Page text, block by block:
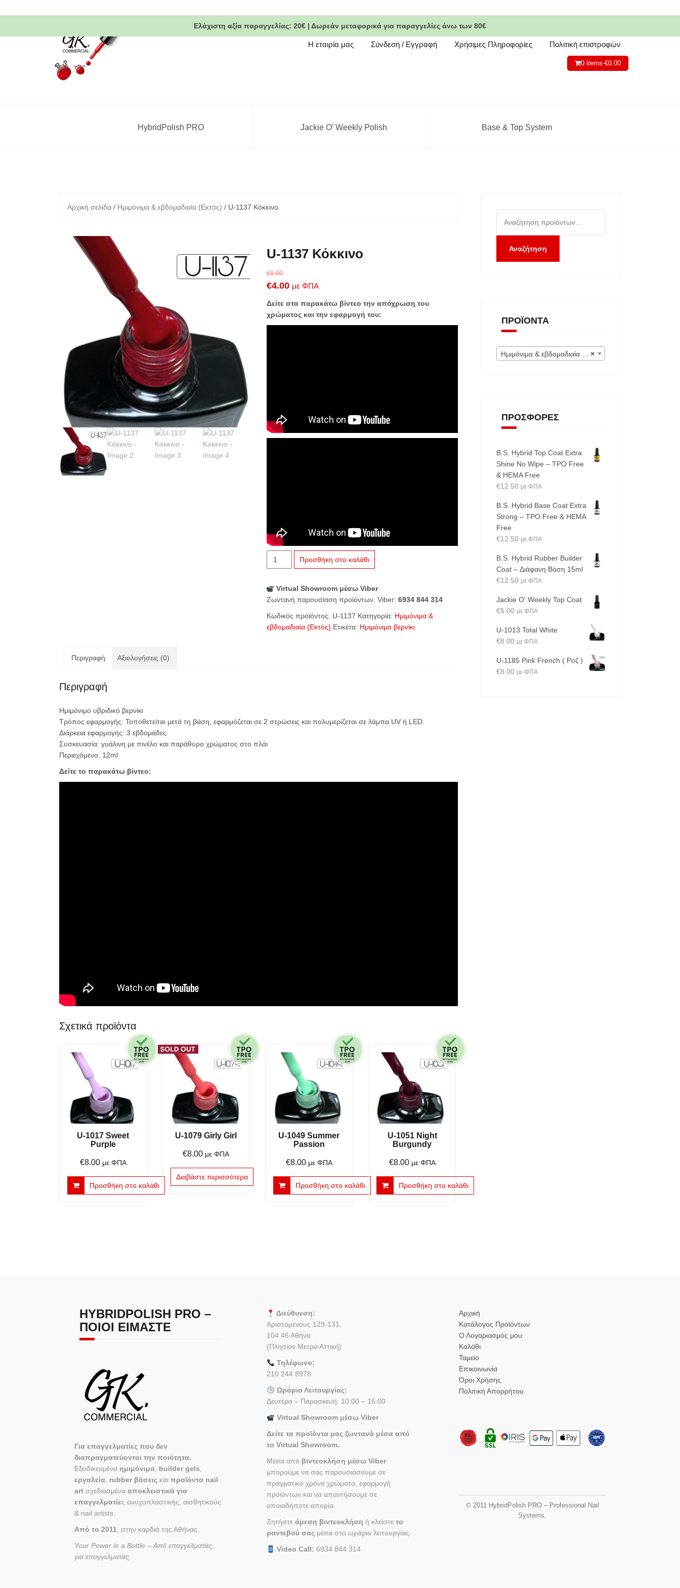
to
Ελάχιστη αξία παραγγελίας: 20€ | Δωρεάν μεταφορικά για παραγγελίες άνω των 80€
Η εταιρία μας Σύνδεση / Εγγραφή Χρήσιμες Πληροφορίες Πολιτική επιστροφών
0 items-€0.00
HybridPolish PRO Jackie O’ Weekly Polish Base & Top System
Αρχική σελίδα / Ημιμόνιμα & εβδομαδιαία (Εκτός) / U-1137 Κόκκινο
U-1137 Κόκκινο
€8.00
Original
price
was:
€8.00.
€4.00Η
τρέχουσα
τιμή
είναι:
με ΦΠΑ
Δείτε στα παρακάτω βίντεο την απόχρωση του
χρώματος και την εφαρμογή του:
1137
ποσότητα
Προσθήκη στο καλάθι
Virtual Showroom μέσω Viber
Ζωντανή παρουσίαση προϊόντων. Viber: 6934 844 314
Κωδικός προϊόντος: U-1137 Κατηγορία: Ημιμόνιμα &
εβδομαδιαία (Εκτός) Ετικέτα: Ημιμόνιμο βερνίκι
Περιγραφή Αξιολογήσεις (0)
Περιγραφή
Ημιμόνιμο υβριδικό βερνίκι
Τρόπος εφαρμογής: Τοποθετείται μετά τη βάση, εφαρμόζεται σε 2 στρώσεις και πολυμερίζεται σε λάμπα UV ή LED.
Διάρκεια εφαρμογής: 3 εβδομάδες
Συσκευασία: γυάλινη με πινέλο και παράθυρο χρώματος στο πλάι
Περιεχόμενο: 12ml
Δείτε το παρακάτω βίντεο:
Σχετικά προϊόντα
U-1017 Sweet
Purple
€8.00 με ΦΠΑ
Προσθήκη στο καλάθι
U-1079 Girly Girl
€8.00 με ΦΠΑ
Διαβάστε περισσότερα
U-1049 Summer
Passion
€8.00 με ΦΠΑ
Προσθήκη στο καλάθι
U-1051 Night
Burgundy
€8.00 με ΦΠΑ
Προσθήκη στο καλάθι
για:
Αναζήτηση
ΠΡΟΪΌΝΤΑ
×
Ημιμόνιμα & εβδομαδιαία (Εκτός) (0)
ΠΡΟΣΦΟΡΈΣ
B.S. Hybrid Top Coat Extra
Shine No Wipe – TPO Free
& HEMA Free
€12.50 με ΦΠΑ
B.S. Hybrid Base Coat Extra
Strong – TPO Free & HEMA
Free
€12.50 με ΦΠΑ
B.S. Hybrid Rubber Builder
Coat – Διάφανη Βάση 15ml
€12.50 με ΦΠΑ
Jackie O' Weekly Top Coat
€5.00 με ΦΠΑ
U-1013 Total White
€8.00 με ΦΠΑ
U-1185 Pink French ( Ροζ )
€8.00 με ΦΠΑ
HYBRIDPOLISH PRO –
ΠΟΙΟΙ ΕΊΜΑΣΤΕ
Για επαγγελματίες που δεν
διαπραγματεύονται την ποιότητα.
Εξειδικευμένα ημιμόνιμα builder gels
εργαλεία rubber βάσεις και προϊόντα nail
art σχεδιασμένα αποκλειστικά για
επαγγελματίες ονυχοπλαστικής, αισθητικούς
& nail artists.
Από το 2011 , στην καρδιά της Αθήνας.
Your Power in a Bottle – Από επαγγελματίες,
για επαγγελματίες.
Διεύθυνση:
Αριστομένους 129-131,
104 46 Αθήνα
(Πλησίον Μετρό Αττική)
Τηλέφωνο:
210 244 8978
Ωράριο Λειτουργίας:
Δευτέρα – Παρασκευή: 10:00 – 16:00
Virtual Showroom μέσω Viber
Δείτε τα προϊόντα μας ζωντανά μέσα από
το Virtual Showroom.
Μέσα από βιντεοκλήση μέσω Viber
μπορούμε να σας παρουσιάσουμε σε
πραγματικό χρόνο χρώματα, εφαρμογή
προϊόντων και να απαντήσουμε σε
οποιαδήποτε απορία.
Ζητήστε άμεση βιντεοκλήση ή κλείστε το
ραντεβού σας μέσα στο ωράριο λειτουργίας.
Video Call: 6934 844 314
Αρχική
Κατάλογος Προϊόντων
Ο Λογαριασμός μου
Καλάθι
Ταμείο
Επικοινωνία
Όροι Χρήσης
Πολιτική Απορρήτου
© 2011 HybridPolish PRO – Professional Nail
Systems.